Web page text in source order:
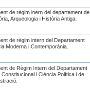
de règim inern del departament de
Arqueologia i Història Antiga.
de règim intern del Departament
Moderna i Contemporània.
de Règim Intern del Departament
Constitucional i Ciència Política i de